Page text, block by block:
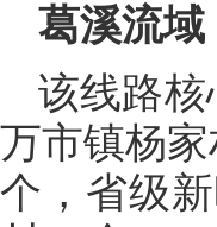
葛溪流
该线路
万市镇杨
个，省级